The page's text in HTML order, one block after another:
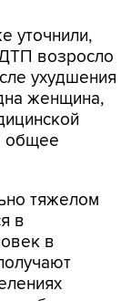
уточнили,
возросло
ухудшения
женщина,
общее
тяжелом
в
в